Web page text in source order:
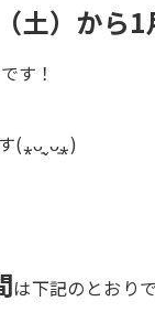
土）から1
です！
(⁎ᴗ͈ˬᴗ͈⁎)
は下記のとおり